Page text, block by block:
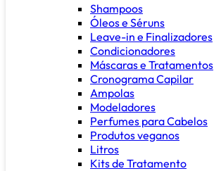
Shampoos
Óleos e Séruns
Leave-in e Finalizadores
Condicionadores
Máscaras e Tratamentos
Cronograma Capilar
Ampolas
Modeladores
Perfumes para Cabelos
Produtos veganos
Litros
Kits de Tratamento